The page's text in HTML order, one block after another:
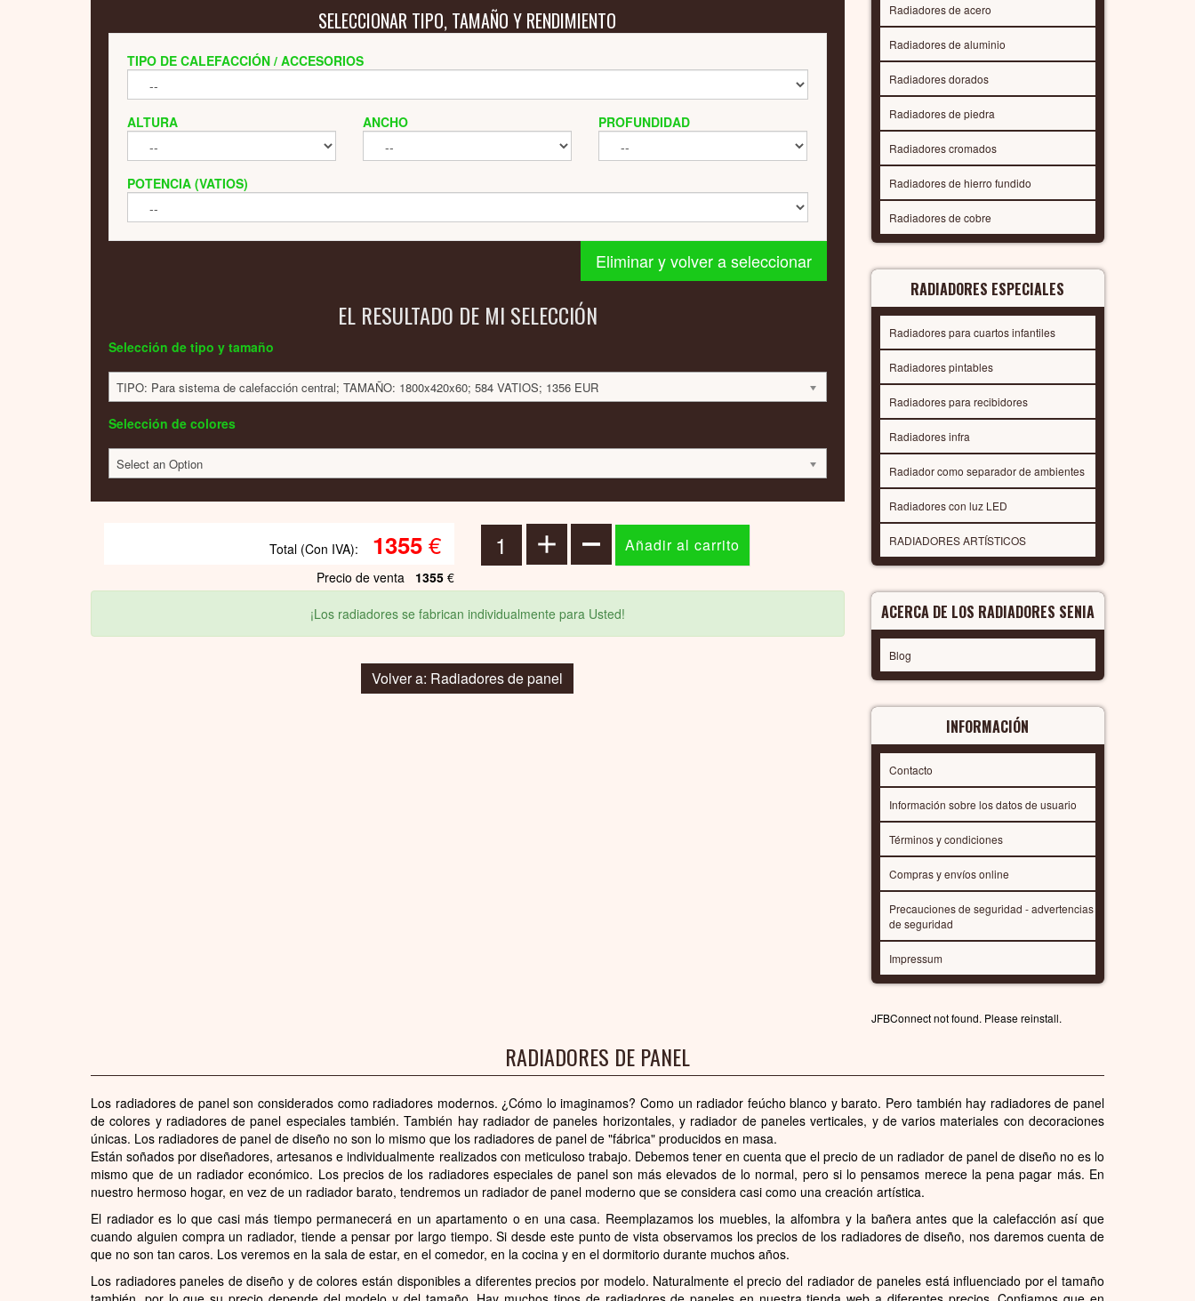
SELECCIONAR TIPO, TAMAÑO Y RENDIMIENTO
TIPO DE CALEFACCIÓN / ACCESORIOS
ALTURA ANCHO PROFUNDIDAD
POTENCIA (VATIOS)
Eliminar y volver a seleccionar
EL RESULTADO DE MI SELECCIÓN
Selección de tipo y tamaño
TIPO: Para sistema de calefacción central; TAMAÑO: 1800x420x60; 584 VATIOS; 1356 EUR
Selección de colores
Select an Option
Total (Con IVA): 1355€
Precio de venta 1355€
¡Los radiadores se fabrican individualmente para Usted!
Volver a: Radiadores de panel
Radiadores de acero
Radiadores de aluminio
Radiadores dorados
Radiadores de piedra
Radiadores cromados
Radiadores de hierro fundido
Radiadores de cobre
RADIADORES ESPECIALES
Radiadores para cuartos infantiles
Radiadores pintables
Radiadores para recibidores
Radiadores infra
Radiador como separador de ambientes
Radiadores con luz LED
RADIADORES ARTÍSTICOS
ACERCA DE LOS RADIADORES SENIA
Blog
INFORMACIÓN
Contacto
Información sobre los datos de usuario
Términos y condiciones
Compras y envíos online
Precauciones de seguridad - advertencias
de seguridad
Impressum
JFBConnect not found. Please reinstall.
RADIADORES DE PANEL
Los radiadores de panel son considerados como radiadores modernos. ¿Cómo lo imaginamos? Como un radiador feúcho blanco y barato. Pero también hay radiadores de panel
de colores y radiadores de panel especiales también. También hay radiador de paneles horizontales, y radiador de paneles verticales, y de varios materiales con decoraciones
únicas. Los radiadores de panel de diseño no son lo mismo que los radiadores de panel de "fábrica" producidos en masa.
Están soñados por diseñadores, artesanos e individualmente realizados con meticuloso trabajo. Debemos tener en cuenta que el precio de un radiador de panel de diseño no es lo
mismo que de un radiador económico. Los precios de los radiadores especiales de panel son más elevados de lo normal, pero si lo pensamos merece la pena pagar más. En
nuestro hermoso hogar, en vez de un radiador barato, tendremos un radiador de panel moderno que se considera casi como una creación artística.
El radiador es lo que casi más tiempo permanecerá en un apartamento o en una casa. Reemplazamos los muebles, la alfombra y la bañera antes que la calefacción así que
cuando alguien compra un radiador, tiende a pensar por largo tiempo. Si desde este punto de vista observamos los precios de los radiadores de diseño, nos daremos cuenta de
que no son tan caros. Los veremos en la sala de estar, en el comedor, en la cocina y en el dormitorio durante muchos años.
Los radiadores paneles de diseño y de colores están disponibles a diferentes precios por modelo. Naturalmente el precio del radiador de paneles está influenciado por el tamaño